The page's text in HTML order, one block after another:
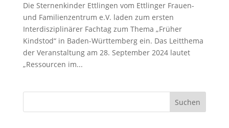
Die Sternenkinder Ettlingen vom Ettlinger Frauen-
und Familienzentrum e.V. laden zum ersten
Interdisziplinärer Fachtag zum Thema „Früher
Kindstod“ in Baden-Württemberg ein. Das Leitthema
der Veranstaltung am 28. September 2024 lautet
„Ressourcen im...